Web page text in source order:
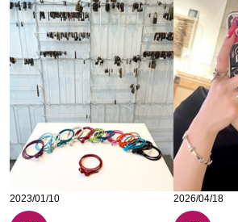
2023/01/10 2026/04/18